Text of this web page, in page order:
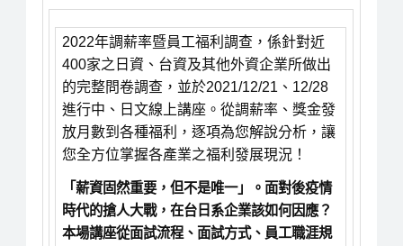
2022年調薪率暨員工福利調查，係針對近
400家之日資、台資及其他外資企業所做出
的完整問卷調查，並於2021/12/21、12/28
進行中、日文線上講座。從調薪率、獎金發
放月數到各種福利，逐項為您解說分析，讓
您全方位掌握各產業之福利發展現況！
「薪資固然重要，但不是唯一」。面對後疫情
時代的搶人大戰，在台日系企業該如何因應？
本場講座從面試流程、面試方式、員工職涯規